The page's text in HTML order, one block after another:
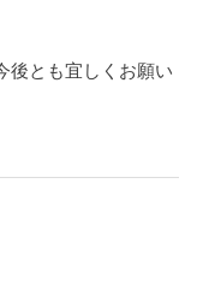
後とも宜しくお願い